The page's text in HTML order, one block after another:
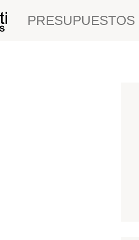
PRESUPUESTOS